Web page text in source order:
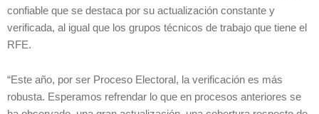
confiable que se destaca por su actualización constante y
verificada, al igual que los grupos técnicos de trabajo que tiene el
RFE.
“Este año, por ser Proceso Electoral, la verificación es más
robusta. Esperamos refrendar lo que en procesos anteriores se